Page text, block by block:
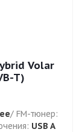
Volar
T)
/ FM-тюнер:
USB A